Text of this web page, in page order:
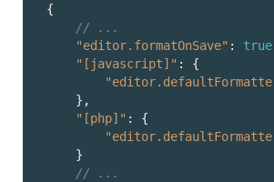
{
// ...
"editor.formatOnSave" : true
"[javascript]" : {
"[php]" : {
// ...